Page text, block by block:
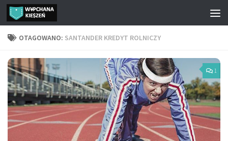
Przejdź do treści
OTAGOWANO: SANTANDER KREDYT ROLNICZY
1